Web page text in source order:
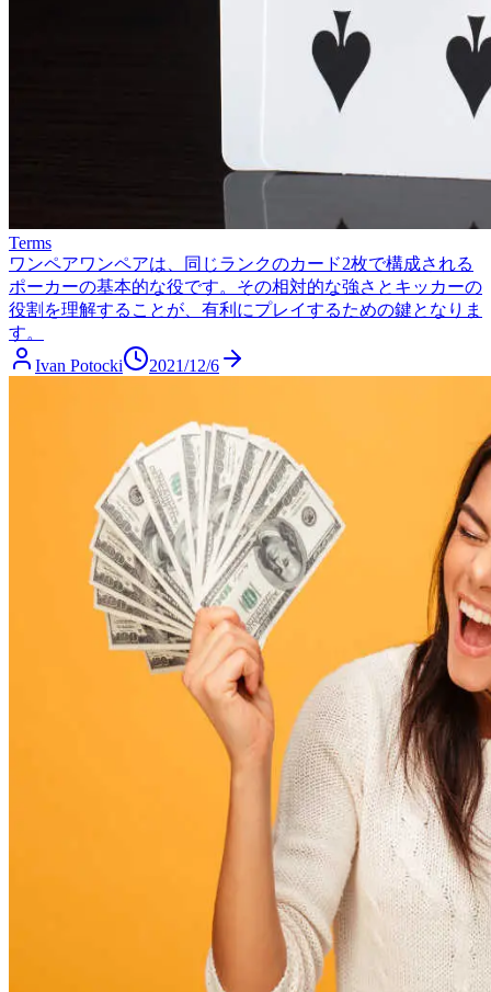
Terms
ワンペアワンペアは、同じランクのカード2枚で構成される
ポーカーの基本的な役です。その相対的な強さとキッカーの
役割を理解することが、有利にプレイするための鍵となりま
す。
Ivan Potocki
2021/12/6